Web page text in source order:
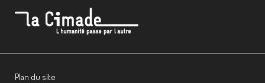
Plan du site